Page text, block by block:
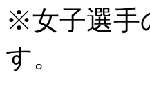
※女子選手
す。